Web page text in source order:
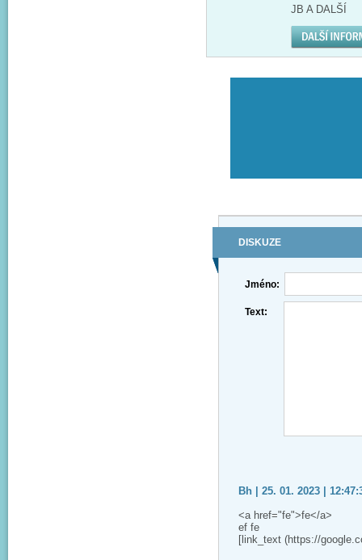
JB A DALŠÍ
DISKUZE
Jméno:
Text:
Bh | 25. 01. 2023 |
<a href="fe">fe</a>
ef fe
[link_text (https://